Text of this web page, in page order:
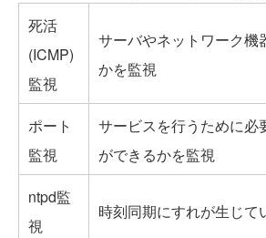
死活
(ICMP)
監視
サーバやネットワーク機
かを監視
ポート
監視
サービスを行うために必
ができるかを監視
ntpd監
視
時刻同期にすれが生じて